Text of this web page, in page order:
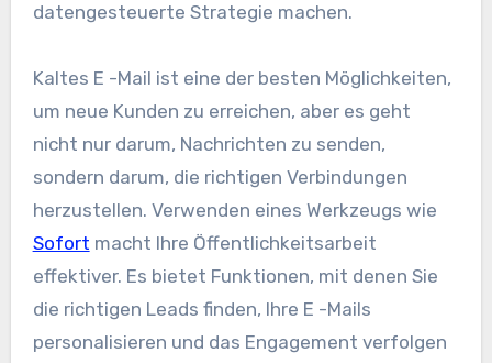
datengesteuerte Strategie machen.
Kaltes E -Mail ist eine der besten Möglichkeiten,
um neue Kunden zu erreichen, aber es geht
nicht nur darum, Nachrichten zu senden,
sondern darum, die richtigen Verbindungen
herzustellen. Verwenden eines Werkzeugs wie
Sofort macht Ihre Öffentlichkeitsarbeit
effektiver. Es bietet Funktionen, mit denen Sie
die richtigen Leads finden, Ihre E -Mails
personalisieren und das Engagement verfolgen